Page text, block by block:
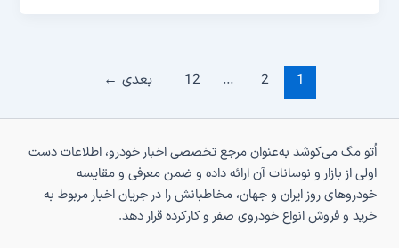
1
2
…
12 بعدی ←
اُتو مگ می‌کوشد به‌عنوان مرجع تخصصی اخبار خودرو، اطلاعات دست
اولی از بازار و نوسانات آن ارائه داده و ضمن معرفی و مقایسه
خودروهای روز ایران و جهان، مخاطبانش را در جریان اخبار مربوط به
خرید و فروش انواع خودروی صفر و کارکرده قرار دهد.